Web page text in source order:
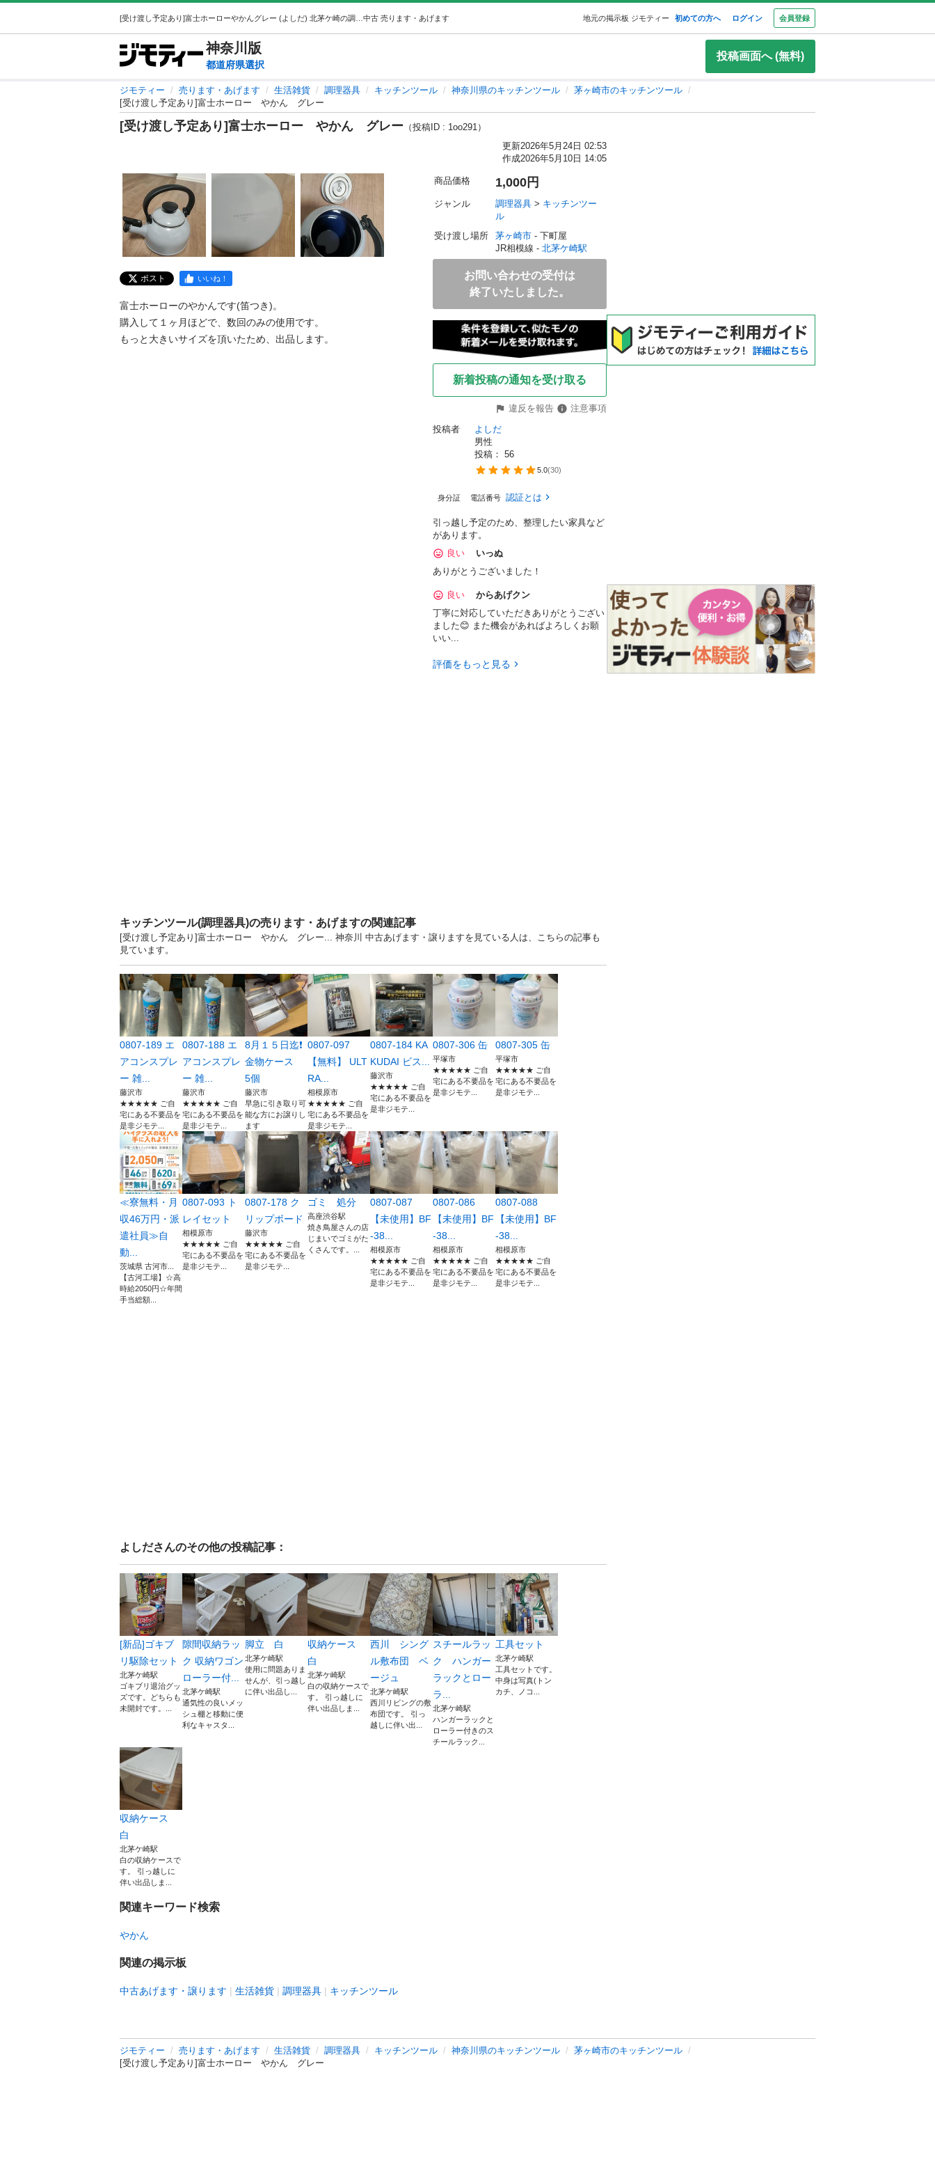
中古 売ります・あげます 地元の掲示板 ジモティー 初めての方へ ログイン 会員登録
神奈川 版
都道府県選択
投稿画面へ (無料)
ジモティー 売ります・あげます 生活雑貨 調理器具 キッチンツール 神奈川県のキッチンツール
茅ヶ崎市のキッチンツール
[受け渡し予定あり]富士ホーロー やかん グレー
[受け渡し予定あり]富士ホーロー やかん グレー （投稿ID : 1oo291）
更新2026年5月24日 02:53
作成2026年5月10日 14:05
ポスト いいね！
富士ホーローのやかんです(笛つき)。
購入して１ヶ月ほどで、数回のみの使用です。
もっと大きいサイズを頂いたため、出品します。
商品価格 1,000円
ジャンル 調理器具 > キッチンツー
ル
受け渡し場所
茅ヶ崎市 - 下町屋
JR相模線 - 北茅ケ崎駅
お問い合わせの受付は
終了いたしました。
新着投稿の通知を受け取る
違反を報告
注意事項
投稿者
よしだ
男性
投稿： 56
5.0(30)
身分証 電話番号 認証とは
引っ越し予定のため、整理したい家具など
があります。
良い
いっぬ
ありがとうございました！
良い
からあげクン
丁寧に対応していただきありがとうござい
ました😊 また機会があればよろしくお願
いい...
評価をもっと見る
キッチンツール(調理器具)の売ります・あげますの関連記事
[受け渡し予定あり]富士ホーロー やかん グレー... 神奈川 中古あげます・譲りますを見ている人は、こちらの記事も
見ています。
0807-189 エ
アコンスプレ
ー 雑...
藤沢市
★★★★★ ご自
宅にある不要品を
是非ジモテ...
0807-188 エ
アコンスプレ
ー 雑...
藤沢市
★★★★★ ご自
宅にある不要品を
是非ジモテ...
8月１５日迄❗️
金物ケース
5個
藤沢市
早急に引き取り可
能な方にお譲りし
ます
0807-097
【無料】 ULT
RA...
相模原市
★★★★★ ご自
宅にある不要品を
是非ジモテ...
0807-184 KA
KUDAI ビス...
藤沢市
★★★★★ ご自
宅にある不要品を
是非ジモテ...
0807-306 缶
平塚市
★★★★★ ご自
宅にある不要品を
是非ジモテ...
0807-305 缶
平塚市
★★★★★ ご自
宅にある不要品を
是非ジモテ...
≪寮無料・月
収46万円・派
遣社員≫自
動...
茨城県 古河市...
【古河工場】☆高
時給2050円☆年間
手当総額...
0807-093 ト
レイセット
相模原市
★★★★★ ご自
宅にある不要品を
是非ジモテ...
0807-178 ク
リップボード
藤沢市
★★★★★ ご自
宅にある不要品を
是非ジモテ...
ゴミ 処分
高座渋谷駅
焼き鳥屋さんの店
じまいでゴミがた
くさんです。...
0807-087
【未使用】BF
-38...
相模原市
★★★★★ ご自
宅にある不要品を
是非ジモテ...
0807-086
【未使用】BF
-38...
相模原市
★★★★★ ご自
宅にある不要品を
是非ジモテ...
0807-088
【未使用】BF
-38...
相模原市
★★★★★ ご自
宅にある不要品を
是非ジモテ...
よしださんのその他の投稿記事：
[新品]ゴキブ
リ駆除セット
北茅ケ崎駅
ゴキブリ退治グッ
ズです。どちらも
未開封です。...
隙間収納ラッ
ク 収納ワゴン
ローラー付...
北茅ケ崎駅
通気性の良いメッ
シュ棚と移動に便
利なキャスタ...
脚立 白
北茅ケ崎駅
使用に問題ありま
せんが、引っ越し
に伴い出品し...
収納ケース
白
北茅ケ崎駅
白の収納ケースで
す。 引っ越しに
伴い出品しま...
西川 シング
ル敷布団 ベ
ージュ
北茅ケ崎駅
西川リビングの敷
布団です。 引っ
越しに伴い出...
スチールラッ
ク ハンガー
ラックとロー
ラ...
北茅ケ崎駅
ハンガーラックと
ローラー付きのス
チールラック...
工具セット
北茅ケ崎駅
工具セットです。
中身は写真(トン
カチ、ノコ...
収納ケース
白
北茅ケ崎駅
白の収納ケースで
す。 引っ越しに
伴い出品しま...
関連キーワード検索
やかん
関連の掲示板
中古あげます・譲ります 生活雑貨 調理器具 キッチンツール
ジモティー 売ります・あげます 生活雑貨 調理器具 キッチンツール 神奈川県のキッチンツール
茅ヶ崎市のキッチンツール
[受け渡し予定あり]富士ホーロー やかん グレー